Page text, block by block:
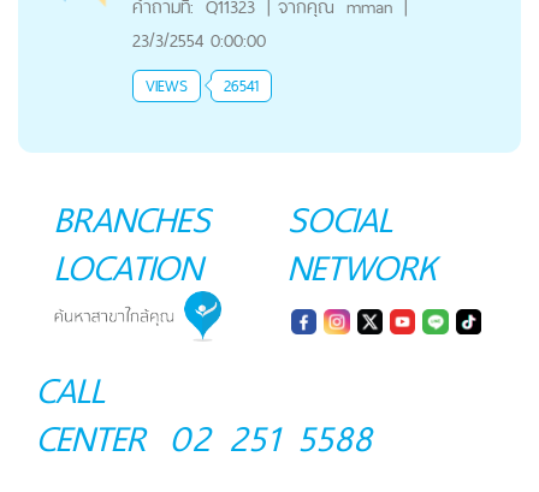
คำถามที่: Q11323 จากคุณ mman
23/3/2554 0:00:00
VIEWS 26541
BRANCHES
LOCATION
SOCIAL
NETWORK
CALL
CENTER 02 251 5588